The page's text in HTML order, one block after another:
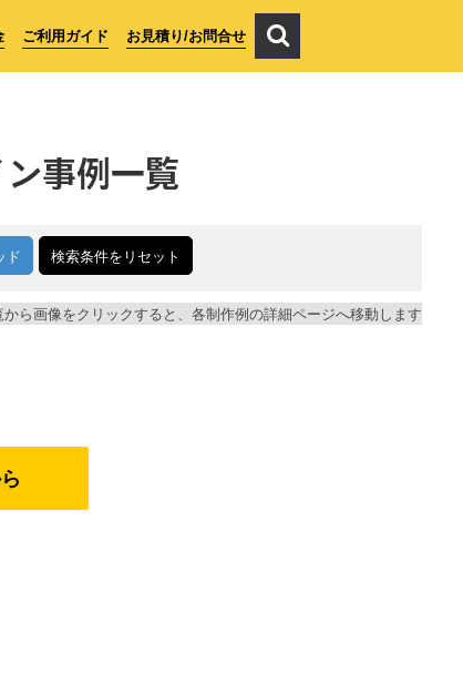
ご利用ガイド お見積り/お問合せ
事例一覧
ド 検索条件をリセット
ら画像をクリックすると、各制作例の詳細ページへ移動します